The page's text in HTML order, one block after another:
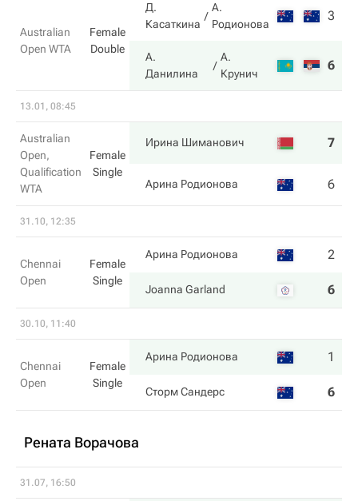
Australian
Open WTA
Female
Double
Д.
Касаткина
А.
Родионова
3
А.
Данилина
А.
Крунич
6
13.01, 08:45
Australian
Open,
Qualification
WTA
Female
Single
Ирина Шиманович 7
Арина Родионова 6
31.10, 12:35
Chennai
Open
Female
Single
Арина Родионова 2
Joanna Garland 6
30.10, 11:40
Chennai
Open
Female
Single
Арина Родионова 1
Сторм Сандерс 6
Рената Ворачова
31.07, 16:50